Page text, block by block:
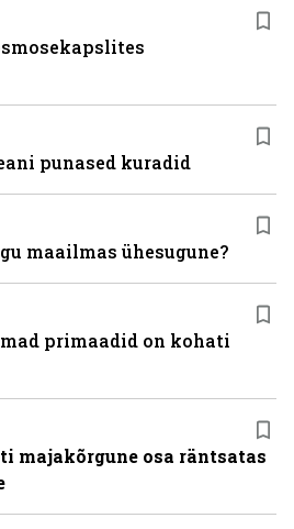
punased kuradid
maailmas ühesugune?
primaadid on kohati
majakõrgune osa räntsatas